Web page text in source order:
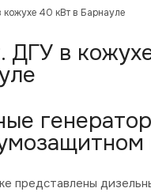
кожухе 40 кВт в Барнауле
ДГУ в
представлены